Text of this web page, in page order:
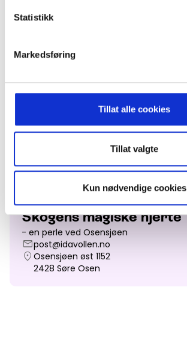
Statistikk
Markedsføring
Tillat alle cookies
Tillat valgte
Kun nødvendige cookies
−
Hjemmeside
Skogens magiske hjerte
- en perle ved Osensjøen
mailpost@idavollen.no
location_on Osensjøen øst 1152
2428 Søre Osen